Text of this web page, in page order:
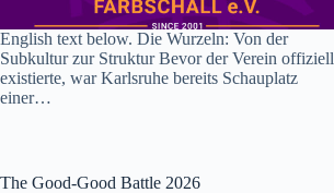
English text below. Die Wurzeln: Von der
Subkultur zur Struktur Bevor der Verein offiziell
existierte, war Karlsruhe bereits Schauplatz
einer…
The Good-Good Battle 2026